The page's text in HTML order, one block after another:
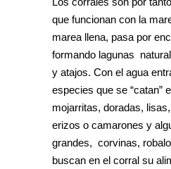
que funcionan con la
marea llena, pasa por
formando lagunas
y atajos. Con el agua
especies que se “catan”
mojarritas, doradas,
erizos o camarones y
grandes, corvinas,
buscan en el corral su